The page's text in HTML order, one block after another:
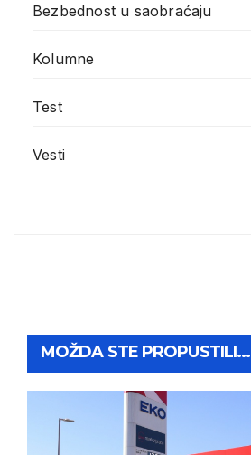
Bezbednost u saobraćaju
Kolumne
Test
Vesti
MOŽDA STE PROPUSTILI...